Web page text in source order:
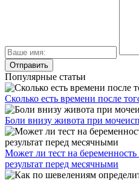
Популярные статьи
Сколько есть времени после
Боли внизу живота при
Может ли тест на
результат перед месячными